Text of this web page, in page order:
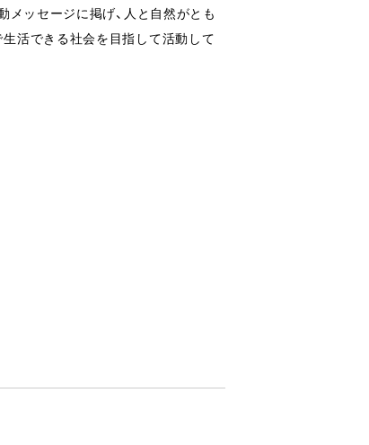
メッセージに掲げ、人と自然がとも
活できる社会を目指して活動して